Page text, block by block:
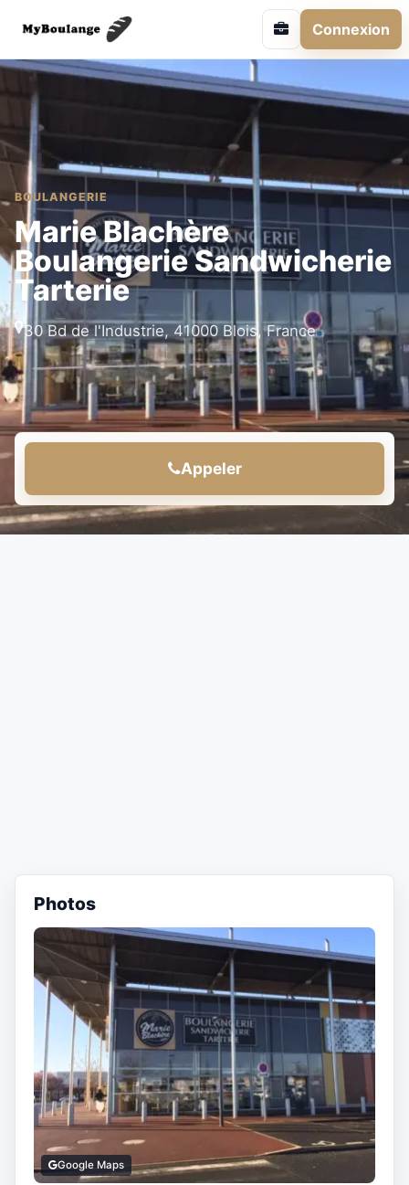
Connexion
BOULANGERIE
Marie Blachère
Boulangerie Sandwicherie
Tarterie
30 Bd de l'Industrie, 41000 Blois, France
Appeler
Photos
Google Maps